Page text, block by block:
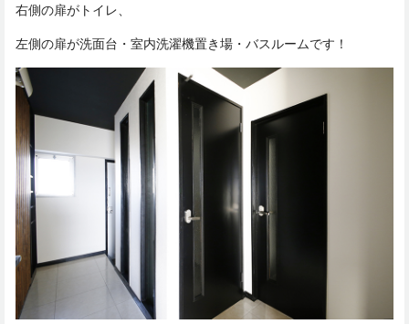
右側の扉がトイレ、
左側の扉が洗面台・室内洗濯機置き場・バスルームです！